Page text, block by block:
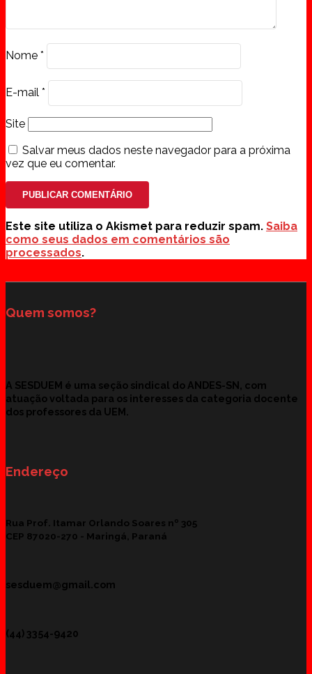
Nome *
E-mail *
Site
Salvar meus dados neste navegador para a próxima
vez que eu comentar.
Este site utiliza o Akismet para reduzir spam. Saiba
como seus dados em comentários são
processados.
Quem somos?
A SESDUEM é uma seção sindical do ANDES-SN, com
atuação voltada para os interesses da categoria docente
dos professores da UEM.
Endereço
Rua Prof. Itamar Orlando Soares nº 305
CEP 87020-270 - Maringá, Paraná
sesduem@gmail.com
(44) 3354-9420